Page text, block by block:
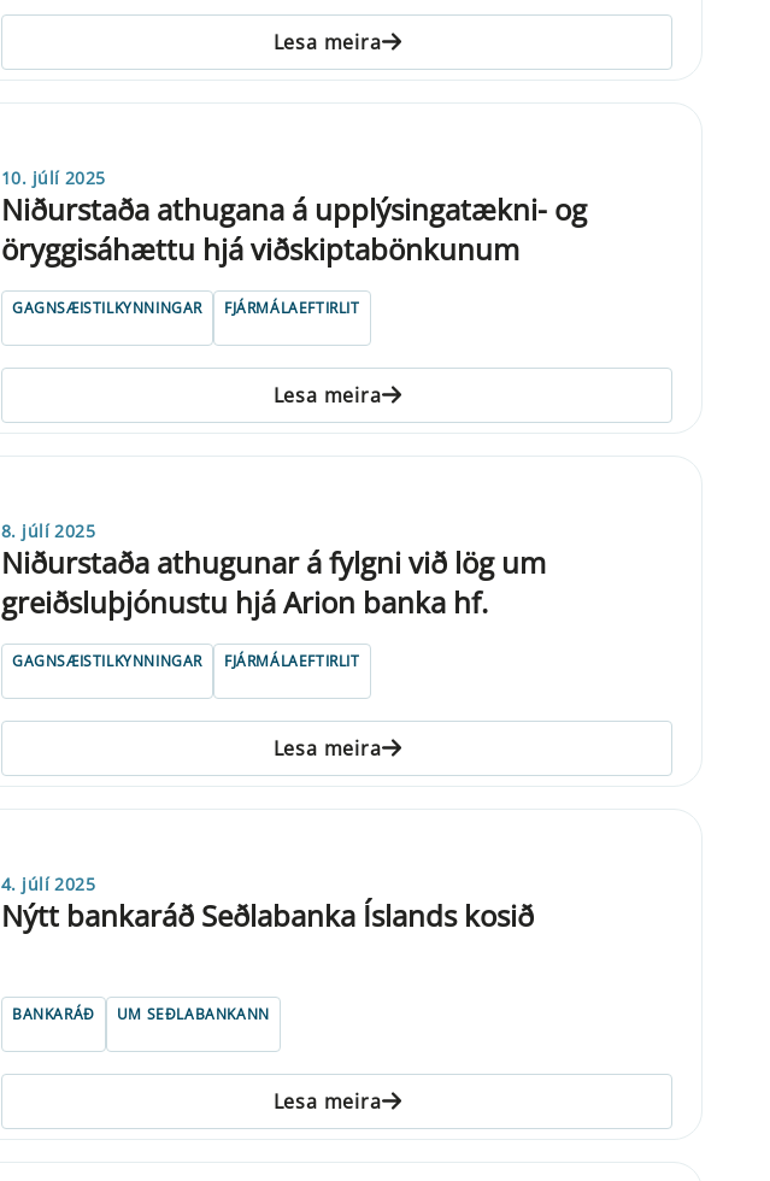
Lesa meira
10. júlí 2025
Niðurstaða athugana á upplýsingatækni- og
öryggisáhættu hjá viðskiptabönkunum
GAGNSÆISTILKYNNINGAR FJÁRMÁLAEFTIRLIT
Lesa meira
8. júlí 2025
Niðurstaða athugunar á fylgni við lög um
greiðsluþjónustu hjá Arion banka hf.
GAGNSÆISTILKYNNINGAR FJÁRMÁLAEFTIRLIT
Lesa meira
4. júlí 2025
Nýtt bankaráð Seðlabanka Íslands kosið
BANKARÁÐ UM SEÐLABANKANN
Lesa meira